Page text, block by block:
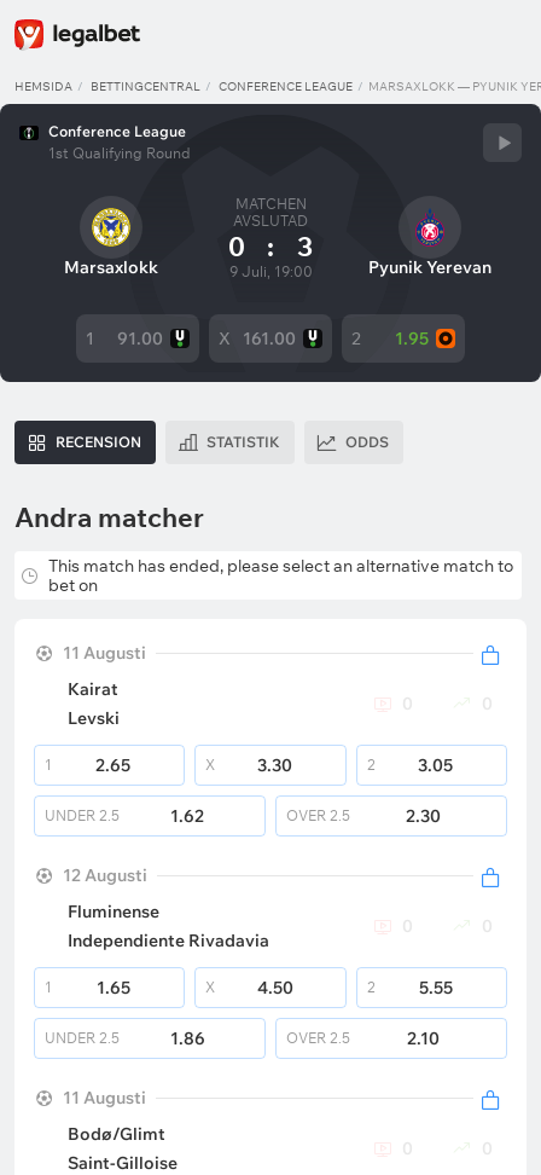
HEMSIDA BETTINGCENTRAL CONFERENCE LEAGUE MARSAXLOKK — PYUNIK
Conference League
1st Qualifying Round
Marsaxlokk
MATCHEN
AVSLUTAD
0 : 3
9 Juli, 19:00 Pyunik Yerevan
1 91.00 X 161.00 2 1.95
RECENSION STATISTIK ODDS
Andra matcher
This match has ended, please select an alternative match to
bet on
11 Augusti
Kairat
Levski
0 0
1 2.65 X 3.30 2 3.05
UNDER 2.5 1.62 OVER 2.5 2.30
12 Augusti
Fluminense
Independiente Rivadavia
0 0
1 1.65 X 4.50 2 5.55
UNDER 2.5 1.86 OVER 2.5 2.10
11 Augusti
Bodø/Glimt
Saint-Gilloise
0 0